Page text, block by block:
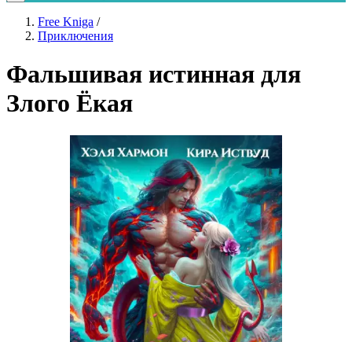
Free Kniga /
Приключения
Фальшивая истинная для
Злого Ёкая